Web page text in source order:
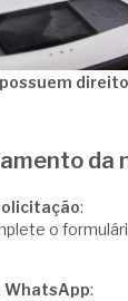
da
:
o
WhatsApp: